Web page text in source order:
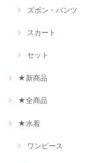
ズボン・パンツ
スカート
セット
★新商品
★全商品
★水着
ワンピース